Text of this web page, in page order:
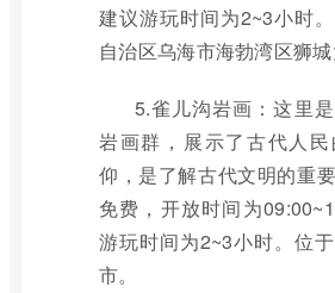
建议游玩时间为2~3小时
自治区乌海市海勃湾区狮城
5.雀儿沟岩画：这里
岩画群，展示了古代人
仰，是了解古代文明的重
免费，开放时间为
游玩时间为2~3小时。位
市。